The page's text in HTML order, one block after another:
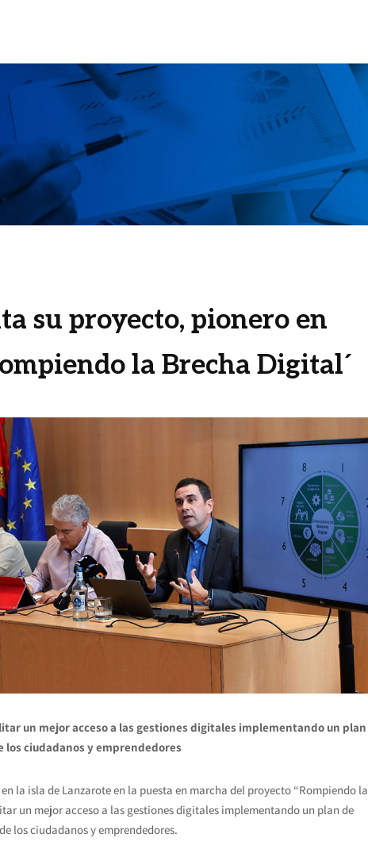
su proyecto, pionero en
la Brecha Digital´
un mejor acceso a las gestiones digitales implementando un plan
los ciudadanos y emprendedores
la isla de Lanzarote en la puesta en marcha del proyecto “Rompiendo la
un mejor acceso a las gestiones digitales implementando un plan de
los ciudadanos y emprendedores.